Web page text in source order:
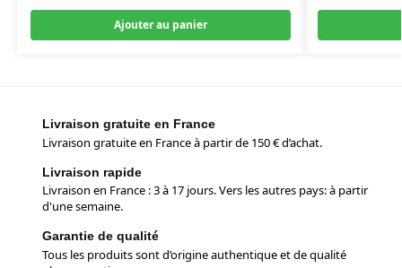
Ajouter au panier
Livraison gratuite en France
Livraison gratuite en France à partir de 150 € d’achat.
Livraison rapide
Livraison en France : 3 à 17 jours. Vers les autres pays: à partir
d'une semaine.
Garantie de qualité
Tous les produits sont d’origine authentique et de qualité